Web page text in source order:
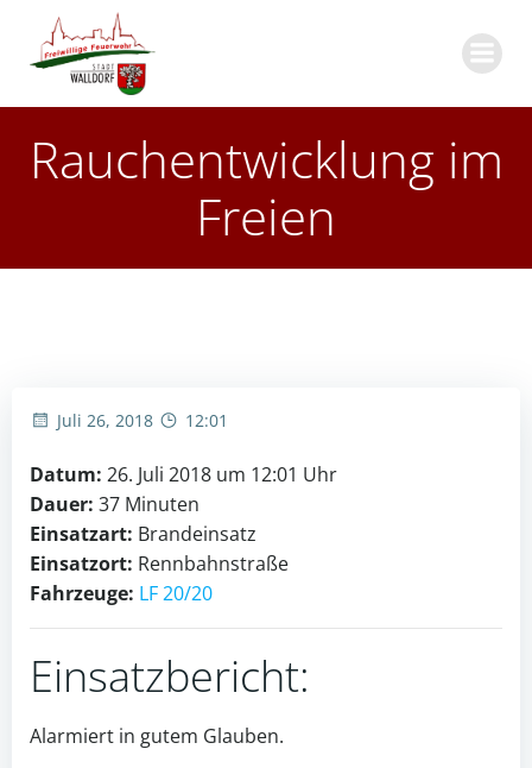
Rauchentwicklung im
Freien
Juli 26, 2018 12:01
Datum: 26. Juli 2018 um 12:01 Uhr
Dauer: 37 Minuten
Einsatzart: Brandeinsatz
Einsatzort: Rennbahnstraße
Fahrzeuge: LF 20/20
Einsatzbericht:
Alarmiert in gutem Glauben.